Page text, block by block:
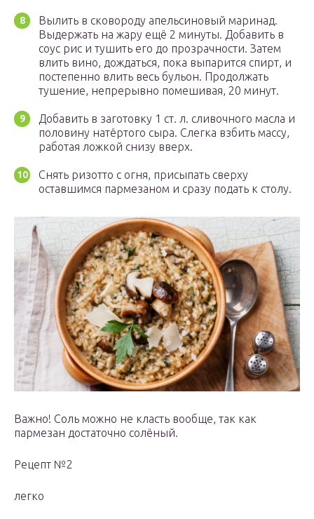
Вылить в сковороду апельсиновый маринад.
Выдержать на жару ещё 2 минуты. Добавить в
соус рис и тушить его до прозрачности. Затем
влить вино, дождаться, пока выпарится спирт, и
постепенно влить весь бульон. Продолжать
тушение, непрерывно помешивая, 20 минут.
Добавить в заготовку 1 ст. л. сливочного масла и
половину натёртого сыра. Слегка взбить массу,
работая ложкой снизу вверх.
Снять ризотто с огня, присыпать сверху
оставшимся пармезаном и сразу подать к столу.
Важно! Соль можно не класть вообще, так как
пармезан достаточно солёный.
Рецепт №2
легко